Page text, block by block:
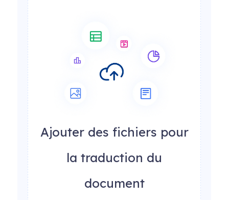
Ajouter des fichiers pour
la traduction du
document